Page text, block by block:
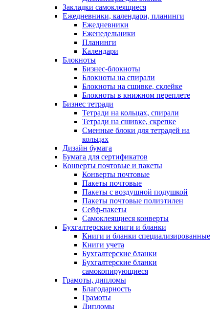
Закладки самоклеящиеся
Ежедневники, календари, планинги
Ежедневники
Еженедельники
Планинги
Календари
Блокноты
Бизнес-блокноты
Блокноты на спирали
Блокноты на сшивке, склейке
Блокноты в книжном переплете
Бизнес тетради
Тетради на кольцах, спирали
Тетради на сшивке, скрепке
Сменные блоки для тетрадей на
кольцах
Дизайн бумага
Бумага для сертификатов
Конверты почтовые и пакеты
Конверты почтовые
Пакеты почтовые
Пакеты с воздушной подушкой
Пакеты почтовые полиэтилен
Сейф-пакеты
Самоклеящиеся конверты
Бухгалтерские книги и бланки
Книги и бланки специализированные
Книги учета
Бухгалтерские бланки
Бухгалтерские бланки
самокопирующиеся
Грамоты, дипломы
Благодарность
Грамоты
Дипломы